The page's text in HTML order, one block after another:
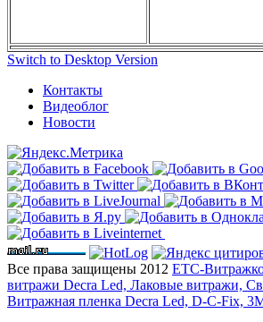
Switch to Desktop Version
Контакты
Видеоблог
Новости
Все права защищены 2012 ЕТС-
витражи Decra Led, Лаковые витражи,
Витражная пленка Decra Led, D-C-Fix,